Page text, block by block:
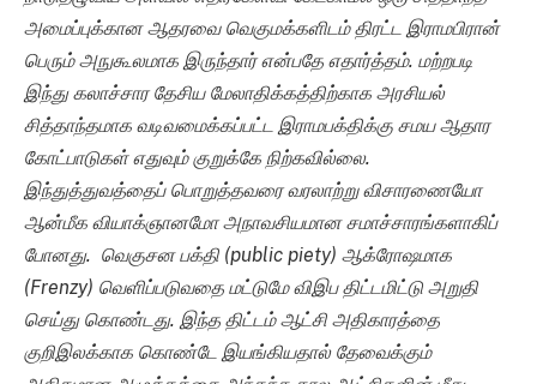
அமைப்புக்கான ஆதரவை வெகுமக்களிடம் திரட்ட இராமபிரான்
பெரும் அநுகூலமாக இருந்தார் என்பதே எதார்த்தம். மற்றபடி
இந்து கலாச்சார தேசிய மேலாதிக்கத்திற்காக அரசியல்
சித்தாந்தமாக வடிவமைக்கப்பட்ட இராமபக்திக்கு சமய ஆதார
கோட்பாடுகள் எதுவும் குறுக்கே நிற்கவில்லை.
இந்துத்துவத்தைப் பொறுத்தவரை வரலாற்று விசாரணையோ
ஆன்மீக வியாக்ஞானமோ அநாவசியமான சமாச்சாரங்களாகிப்
போனது. வெகுசன பக்தி (public piety) ஆக்ரோஷமாக
(Frenzy) வெளிப்படுவதை மட்டுமே விஇப திட்டமிட்டு அறுதி
செய்து கொண்டது. இந்த திட்டம் ஆட்சி அதிகாரத்தை
குறிஇலக்காக கொண்டே இயங்கியதால் தேவைக்கும்